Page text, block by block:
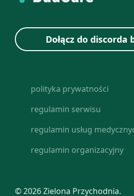
Dołącz do discorda
polityka prywatności
regulamin serwisu
regulamin usług
regulamin organizacyjny
© 2026 Zielona Przychodnia.